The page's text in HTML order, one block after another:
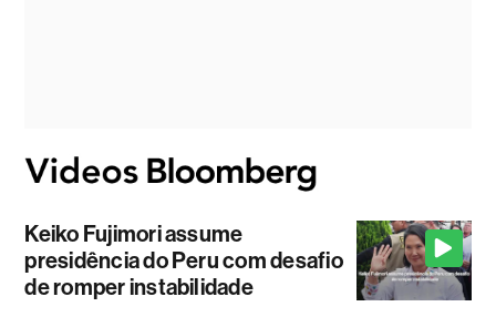
Keiko Fujimori assume
presidência do Peru com desafio
de romper instabilidade